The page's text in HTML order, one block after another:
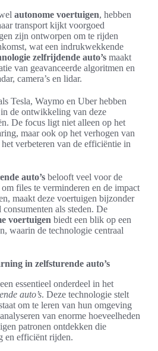
autonome voertuigen, hebben
transport kijkt voorgoed
zijn ontworpen om te rijden
wat een indrukwekkende
zelfrijdende auto’s maakt
van geavanceerde algoritmen en
camera’s en lidar.
Tesla, Waymo en Uber hebben
de ontwikkeling van deze
De focus ligt niet alleen op het
maar ook op het verhogen van
verbeteren van de efficiëntie in
auto’s belooft veel voor de
files te verminderen en de impact
maakt deze voertuigen bijzonder
als steden. De
voertuigen biedt een blik op een
waarin de technologie centraal
in zelfsturende auto’s
essentieel onderdeel in het
auto’s. Deze technologie stelt
om te leren van hun omgeving
van enorme hoeveelheden
patronen ontdekken die
en efficiënt rijden.